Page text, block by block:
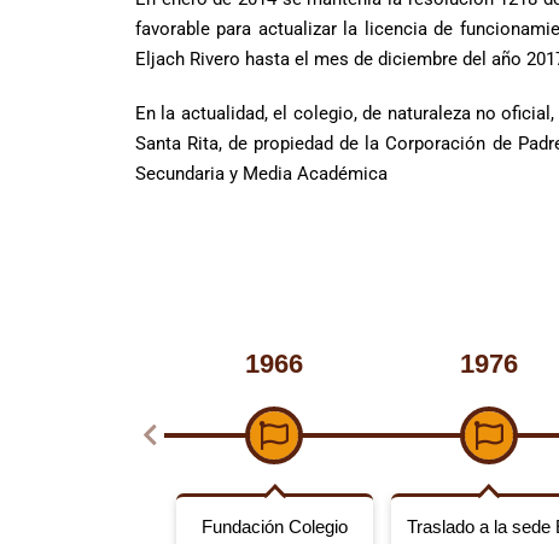
favorable para actualizar la licencia de
Eljach Rivero hasta el mes de diciembre del año
En la actualidad, el colegio, de naturaleza no
Santa Rita, de propiedad de la Corporación de
Secundaria y Media Académica
1966
Fundación Colegio
1976
Traslado a la sede